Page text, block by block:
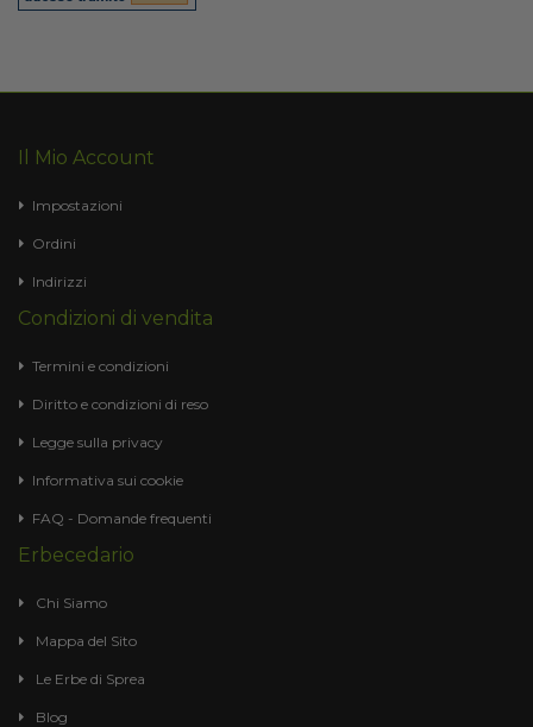
Il Mio Account
Impostazioni
Ordini
Indirizzi
Condizioni di vendita
Termini e condizioni
Diritto e condizioni di reso
Legge sulla privacy
Informativa sui cookie
FAQ - Domande frequenti
Erbecedario
Chi Siamo
Mappa del Sito
Le Erbe di Sprea
Blog